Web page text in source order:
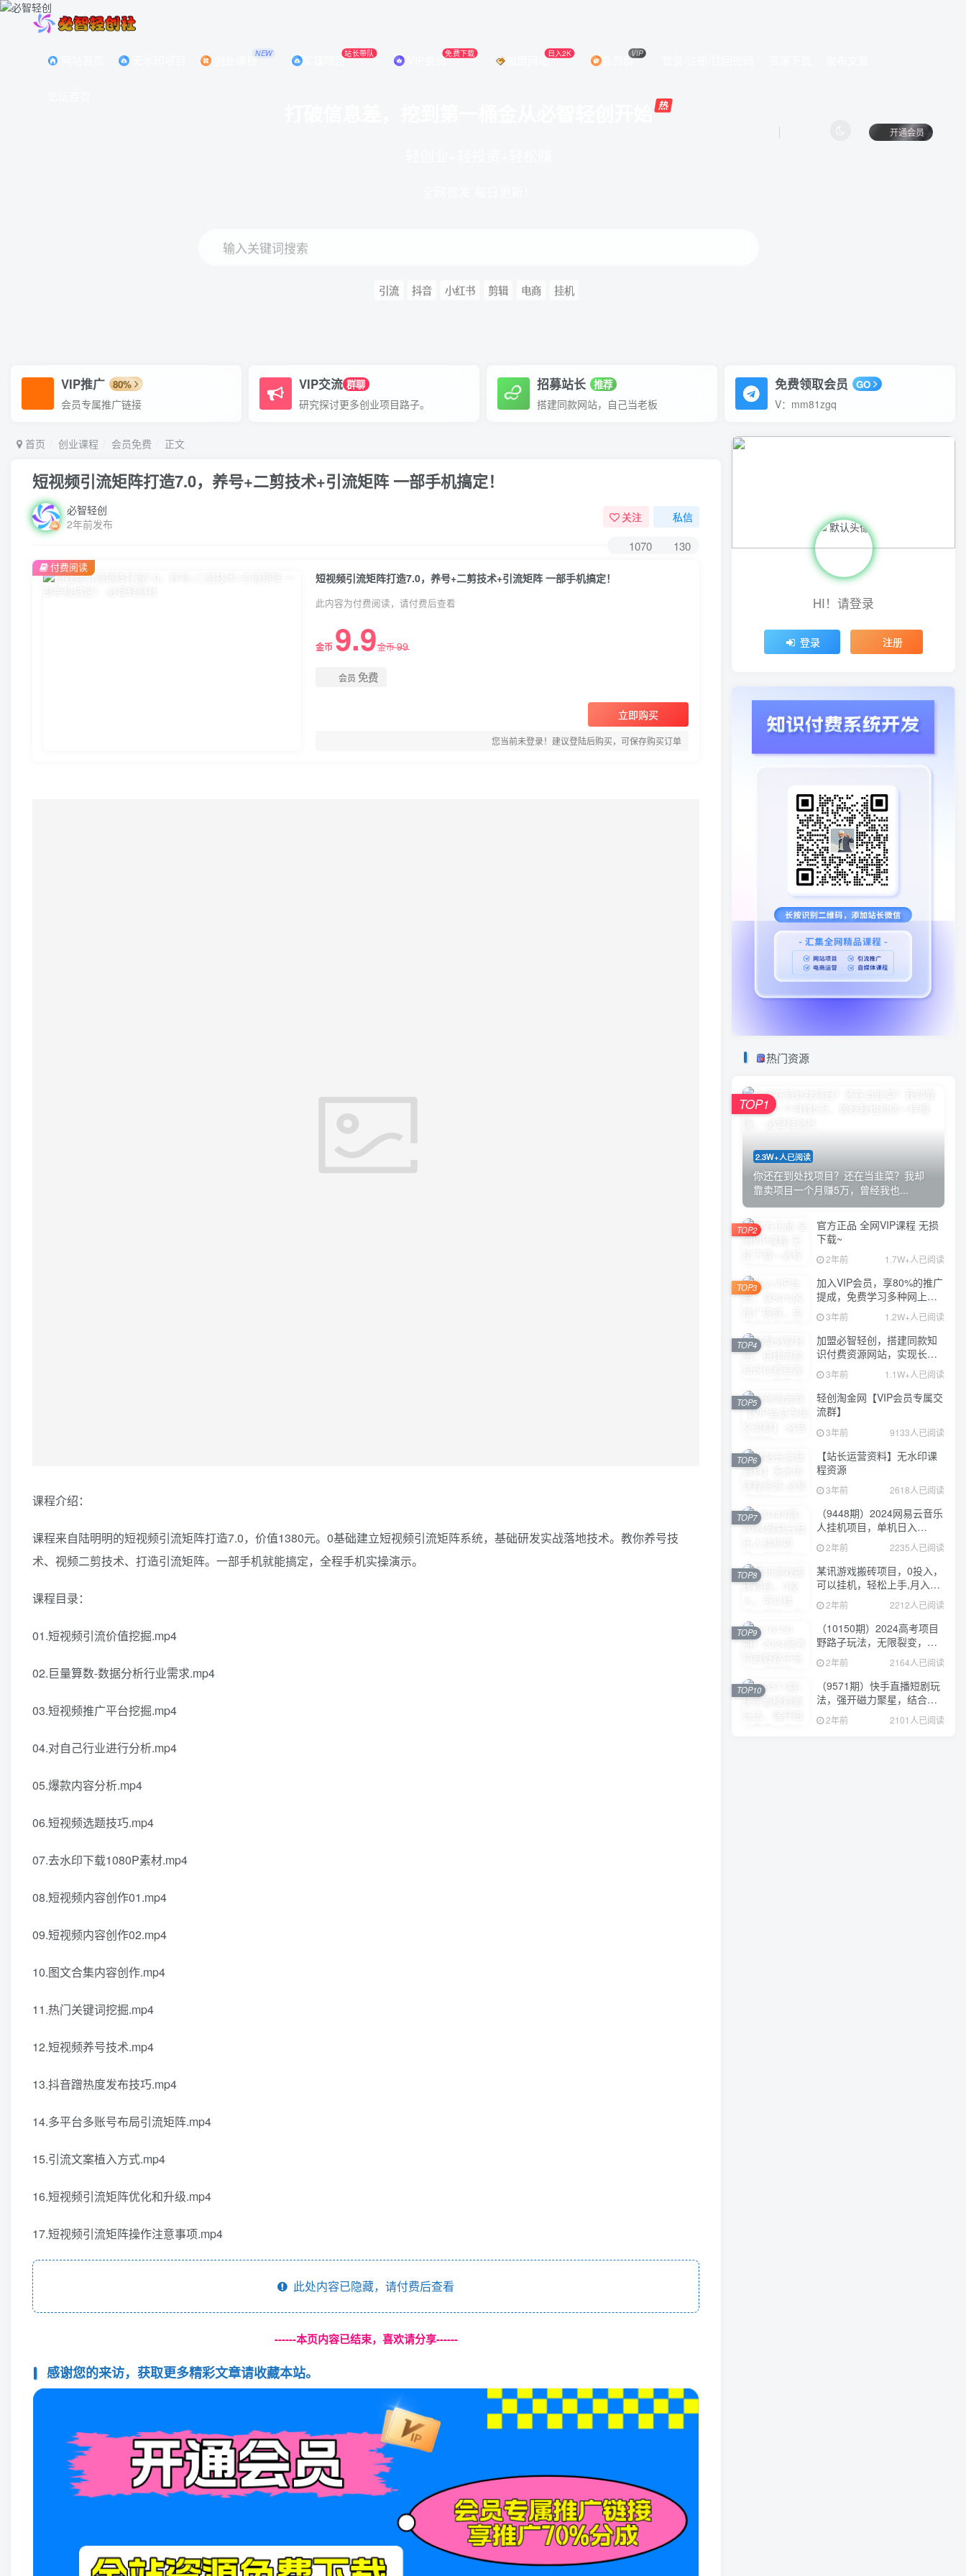
创业课程NEW 实操项目站长带队 VIP会员免费下载 加盟网站日入2K 会员群VIP
开通会员
输入关键词搜索
引流 抖音 小红书 剪辑 电商 挂机
VIP推广 80%
会员专属推广链接
VIP交流 群聊
研究探讨更多创业项目路子。
招募站长 推荐
搭建同款网站，自己当老板
免费领取会员 GO
V：mm81zgq
首页 创业课程 会员免费 正文
短视频引流矩阵打造7.0，养号+二剪技术+引流矩阵 一部手机搞定！
必智轻创
2年前发布
关注 私信
1070 130
短视频引流矩阵打造7.0，养号+二剪技术+引流矩阵 一部手机搞定！
此内容为付费阅读，请付费后查看
金币 9.9金币99
会员 免费
立即购买
您当前未登录！建议登陆后购买，可保存购买订单
付费阅读
课程介绍：
课程来自陆明明的短视频引流矩阵打造7.0，价值1380元。0基础建立短视频引流矩阵系统，基础研发实战落地技术。教你养号技
术、视频二剪技术、打造引流矩阵。一部手机就能搞定，全程手机实操演示。
课程目录：
01.短视频引流价值挖掘.mp4
02.巨量算数-数据分析行业需求.mp4
03.短视频推广平台挖掘.mp4
04.对自己行业进行分析.mp4
05.爆款内容分析.mp4
06.短视频选题技巧.mp4
07.去水印下载1080P素材.mp4
08.短视频内容创作01.mp4
09.短视频内容创作02.mp4
10.图文合集内容创作.mp4
11.热门关键词挖掘.mp4
12.短视频养号技术.mp4
13.抖音蹭热度发布技巧.mp4
14.多平台多账号布局引流矩阵.mp4
15.引流文案植入方式.mp4
16.短视频引流矩阵优化和升级.mp4
17.短视频引流矩阵操作注意事项.mp4
此处内容已隐藏，请付费后查看
------本页内容已结束，喜欢请分享------
感谢您的来访，获取更多精彩文章请收藏本站。
HI！请登录
登录 注册
热门资源
2.3W+人已阅读
你还在到处找项目？还在当韭菜？我却
靠卖项目一个月赚5万，曾经我也...
TOP1
官方正品 全网VIP课程 无损
下载~
2年前 1.7W+人已阅读
TOP2
加入VIP会员，享80%的推广
提成，免费学习多种网上创
业课程，菜鸟秒变大神！
3年前 1.2W+人已阅读
TOP3
加盟必智轻创，搭建同款知
识付费资源网站，实现长期
稳定被动收入~
3年前 1.1W+人已阅读
TOP4
轻创淘金网【VIP会员专属交
流群】
3年前 9133人已阅读
TOP5
【站长运营资料】无水印课
程资源
3年前 2618人已阅读
TOP6
（9448期）2024网易云音乐
人挂机项目，单机日入
150+，无脑月入5000+
2年前 2235人已阅读
TOP7
某讯游戏搬砖项目，0投入，
可以挂机，轻松上手,月入
3000+上不封顶
2年前 2212人已阅读
TOP8
（10150期）2024高考项目
野路子玩法，无限裂变，最
高一天1W＋！
2年前 2164人已阅读
TOP9
（9571期）快手直播短剧玩
法，强开磁力聚星，结合多
种变现方式日入600+
2年前 2101人已阅读
TOP10